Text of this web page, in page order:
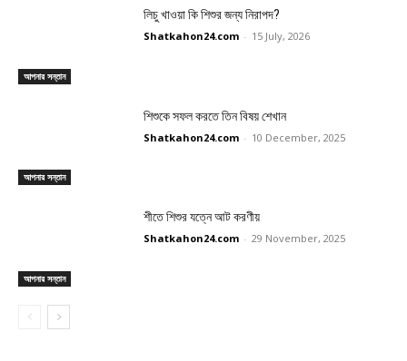
আপনার সন্তান
লিচু খাওয়া কি শিশুর জন্য নিরাপদ?
Shatkahon24.com - 15 July, 2026
আপনার সন্তান
শিশুকে সফল করতে তিন বিষয় শেখান
Shatkahon24.com - 10 December, 2025
আপনার সন্তান
শীতে শিশুর যত্নে আট করণীয়
Shatkahon24.com - 29 November, 2025